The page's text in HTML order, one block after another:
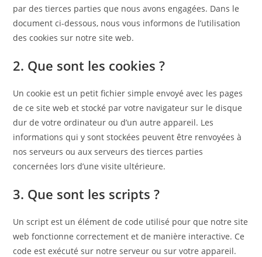
par des tierces parties que nous avons engagées. Dans le
document ci-dessous, nous vous informons de l’utilisation
des cookies sur notre site web.
2. Que sont les cookies ?
Un cookie est un petit fichier simple envoyé avec les pages
de ce site web et stocké par votre navigateur sur le disque
dur de votre ordinateur ou d’un autre appareil. Les
informations qui y sont stockées peuvent être renvoyées à
nos serveurs ou aux serveurs des tierces parties
concernées lors d’une visite ultérieure.
3. Que sont les scripts ?
Un script est un élément de code utilisé pour que notre site
web fonctionne correctement et de manière interactive. Ce
code est exécuté sur notre serveur ou sur votre appareil.